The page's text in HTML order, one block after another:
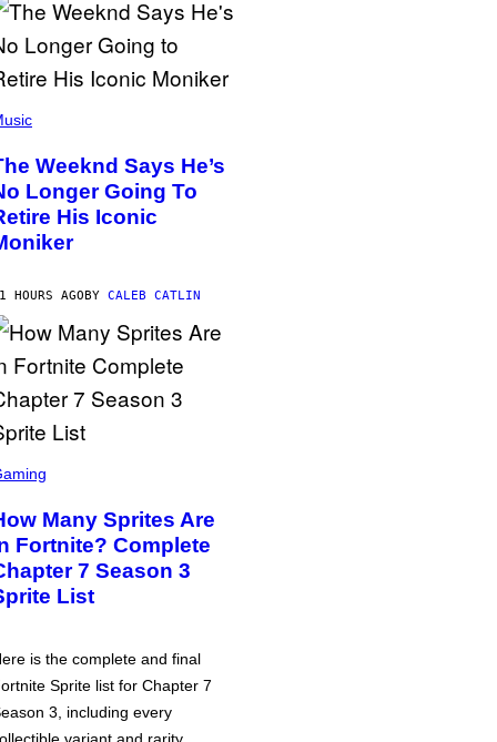
Weeknd Says He’s
Longer Going To
His Iconic
HOURS AGOBY CALEB CATLIN
Many Sprites Are
Fortnite? Complete
7 Season 3
List
is the complete and final
Sprite list for Chapter 7
3, including every